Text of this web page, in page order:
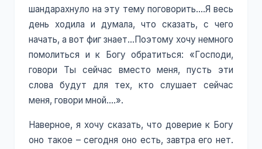
шандарахнуло на эту тему поговорить….Я весь
день ходила и думала, что сказать, с чего
начать, а вот фиг знает…Поэтому хочу немного
помолиться и к Богу обратиться: «Господи,
говори Ты сейчас вместо меня, пусть эти
слова будут для тех, кто слушает сейчас
меня, говори мной….».
Наверное, я хочу сказать, что доверие к Богу
оно такое – сегодня оно есть, завтра его нет.